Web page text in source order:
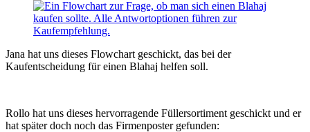
Jana hat uns dieses Flowchart geschickt, das bei der
Kaufentscheidung für einen Blahaj helfen soll.
Rollo hat uns dieses hervorragende Füllersortiment geschickt und er
hat später doch noch das Firmenposter gefunden: